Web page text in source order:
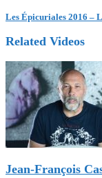
Les Épicuriales 2016 –
Related Videos
Jean-François